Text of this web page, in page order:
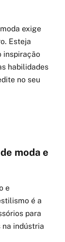
exige
Esteja
inspiração
habilidades
no seu
moda e
e
é a
para
indústria